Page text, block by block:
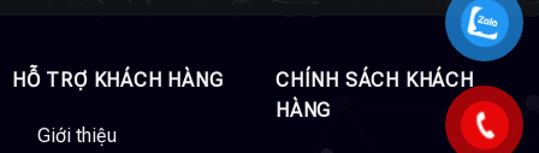
HỖ TRỢ KHÁCH HÀNG
Giới thiệu
CHÍNH SÁCH KHÁCH
HÀNG